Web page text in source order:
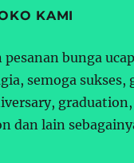
KAMI
bunga
semoga sukses,
dan lain